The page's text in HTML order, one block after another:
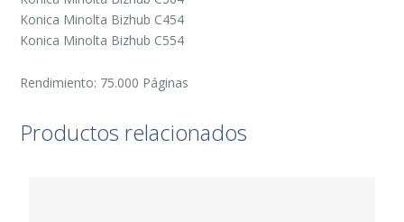
Konica Minolta Bizhub C454
Konica Minolta Bizhub C554
Rendimiento: 75.000 Páginas
Productos relacionados